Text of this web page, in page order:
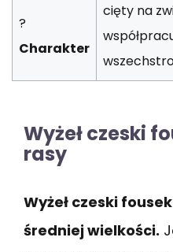
?
Charakter
cięty na
Wyżeł czeski
rasy
Wyżeł czeski
średniej wielkości.